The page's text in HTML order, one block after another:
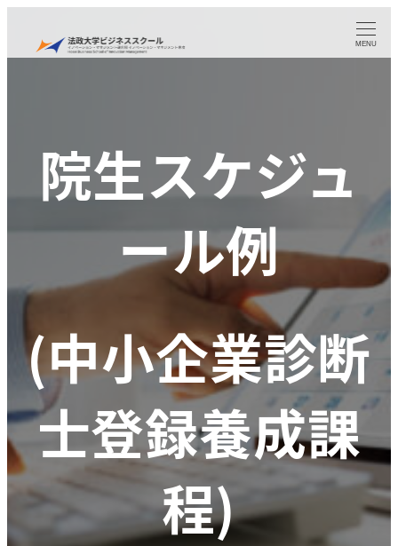
MENU
院生スケジュ
ール例
(中小企業診断
士登録養成課
程)